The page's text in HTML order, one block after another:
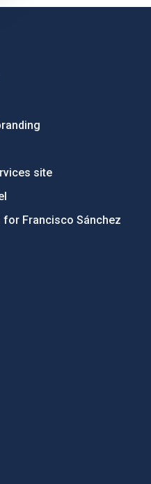
site
for Francisco Sánchez